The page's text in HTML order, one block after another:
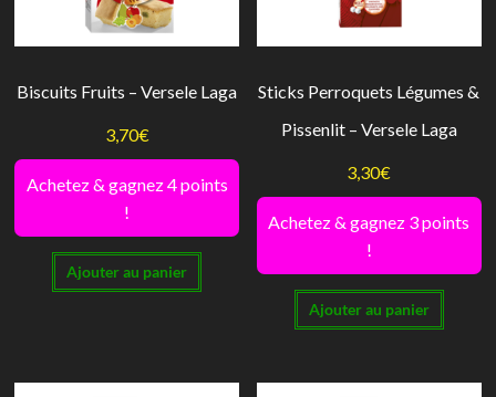
Biscuits Fruits – Versele Laga
3,70€
Achetez & gagnez 4 points
!
Ajouter au panier
Sticks Perroquets Légumes &
Pissenlit – Versele Laga
3,30€
Achetez & gagnez 3 points
!
Ajouter au panier